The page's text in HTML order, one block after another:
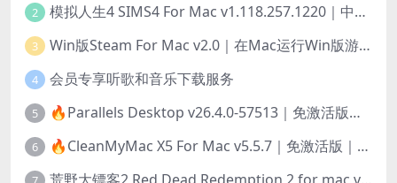
2 模拟人生4 SIMS4 For Mac v1.118.257.1220｜中文原生版｜无限金币｜全100DLC
3 Win版Steam For Mac v2.0｜在Mac运行Win版游戏！｜升级GPTK4.0支持！
4 会员专享听歌和音乐下载服务
5 🔥Parallels Desktop v26.4.0-57513｜免激活版｜在Mac上安装Windows/Linux等系统[赠Windows激活]
6 🔥CleanMyMac X5 For Mac v5.5.7｜免激活版｜macOS系统优化/清理神器